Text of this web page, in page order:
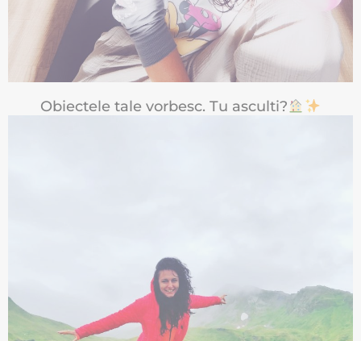
Obiectele tale vorbesc. Tu asculti?